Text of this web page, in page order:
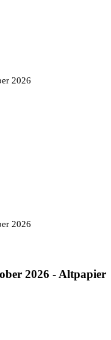
2026
2026
2026 - Altpapier